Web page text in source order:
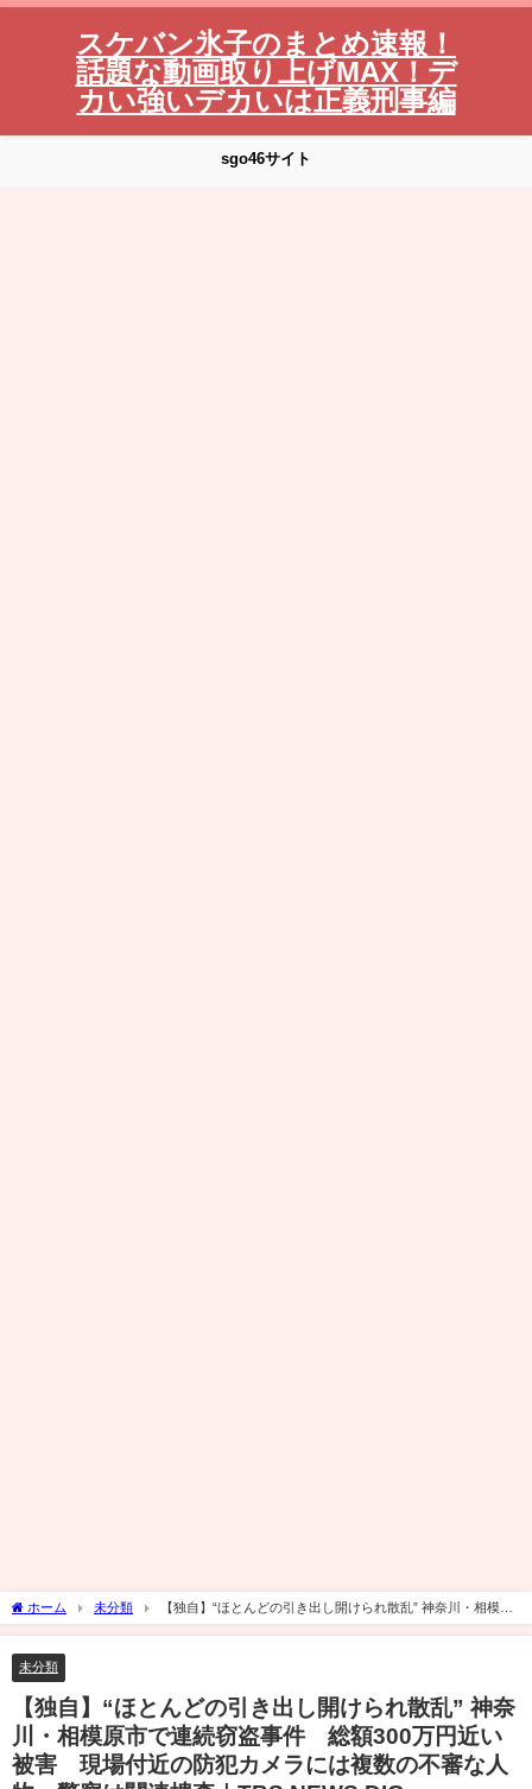
スケバン氷子のまとめ速報！
話題な動画取り上げMAX！デ
カい強いデカいは正義刑事編
sgo46サイト
ホーム 未分類
【独自】“ほとんどの引き出し開けられ散乱” 神奈川・相模原
市で連続窃盗事件 総額300万円近い被害 現場付近の防犯カメラには複数の不審な人
未分類
【独自】“ほとんどの引き出し開けられ散乱” 神奈
川・相模原市で連続窃盗事件 総額300万円近い
被害 現場付近の防犯カメラには複数の不審な人